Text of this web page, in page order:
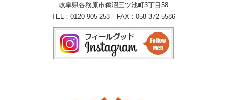
岐阜県各務原市鵜沼三ツ池町3丁目58
TEL： 0120-905-253 FAX：058-372-5586